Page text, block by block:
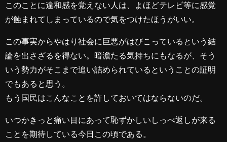
このことに違和感を覚えない人は、よほどテレビ等に感覚
が蝕まれてしまっているので気をつけたほうがいい。
この事実からやはり社会に巨悪がはびこっているという結
論を出さざるを得ない。暗澹たる気持ちにもなるが、そう
いう勢力がそこまで追い詰められているということの証明
でもあると思う。
もう国民はこんなことを許しておいてはならないのだ。
いつかきっと痛い目にあって恥ずかしいしっぺ返しが来る
ことを期待している今日この頃である。